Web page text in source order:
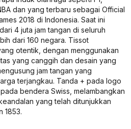
dan yang terbaru sebagai Official
2018 di Indonesia. Saat ini
4 juta jam tangan di seluruh
dari 160 negara. Tissot
otentik, dengan menggunakan
yang canggih dan desain yang
jam tangan yang
terjangkau. Tanda + pada logo
bendera Swiss, melambangkan
yang telah ditunjukkan
1853.